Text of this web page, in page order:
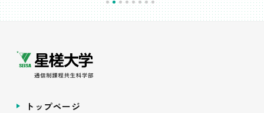
トップページ